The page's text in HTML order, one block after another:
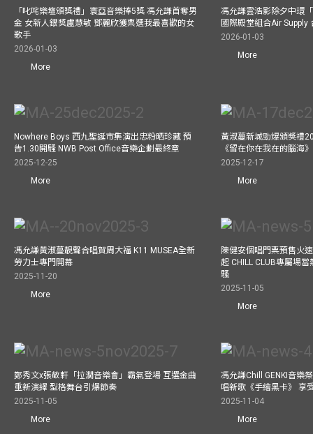
「叱咤樂壇頒獎禮」寰亞音樂捧5獎 馮允謙首奪男
金 女新人銀獎盧慧敏 鄧麗欣獲票選我最喜歡的女
歌手
2026-01-03
More
馮允謙雲浩影除夕中環
國際殿堂組合Air Supply
2026-01-03
More
Nowhere Boys 西九聖誕市集演出忠粉晒珍藏 預
告1.30開騷 NWB Post Office音樂企劃最終章
2025-12-25
More
黃淑蔓新城勁爆頒獎禮
《留在你在我在的腦海
2025-12-17
More
馮允謙黃淑蔓靚聲合唱賀周大福 K11 MUSEA全新
勞力士專門開幕
2025-11-20
More
陳健安個唱門票預售火
起 CHILL CLUB專屬場
騷
2025-11-05
More
鄭秀文x張敬軒「拉濶音樂會」霸氣登場 互選金曲
重新演繹 型格舞台引爆節奏
2025-11-05
More
馮允謙Chill GENKI音樂
唱新歌《手繪黑卡》 享
2025-11-04
More